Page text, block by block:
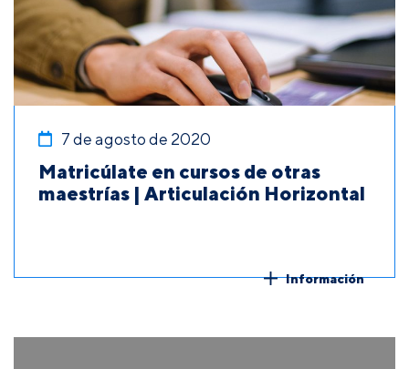
7 de agosto de 2020
Matricúlate en cursos de otras
maestrías | Articulación Horizontal
Información